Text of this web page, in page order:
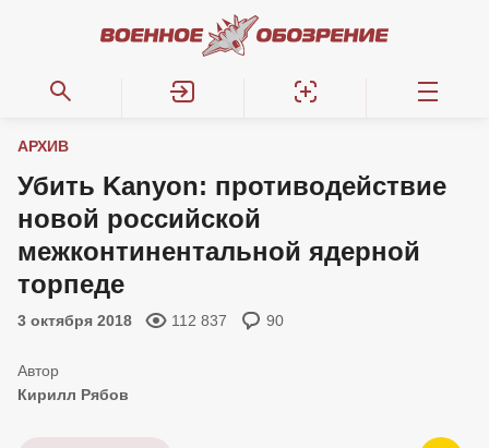
АРХИВ
Убить Kanyon: противодействие
новой российской
межконтинентальной ядерной
торпеде
3 октября 2018 112 837 90
Кирилл Рябов